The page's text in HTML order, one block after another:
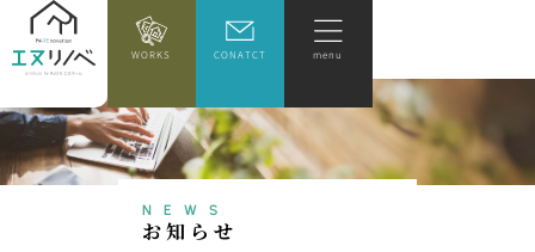
WORKS CONATCT menu
NEWS
お知 ら せ